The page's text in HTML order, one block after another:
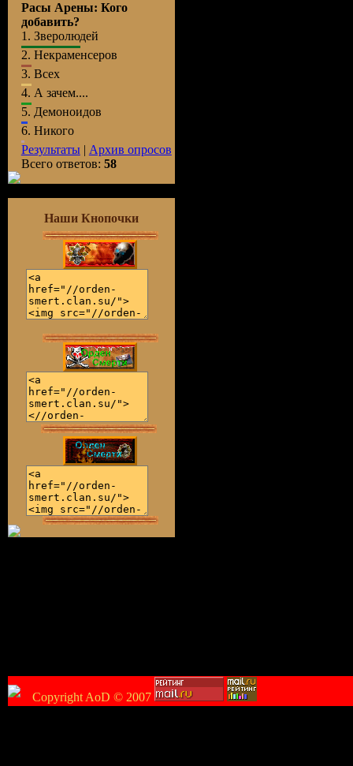
Расы Арены: Кого
добавить?
1. Зверолюдей
2. Некраменсеров
3. Всех
4. А зачем....
5. Демоноидов
6. Никого
Результаты| Архив опросов
Всего ответов: 58
Наши Кнопочки
Copyright AoD © 2007